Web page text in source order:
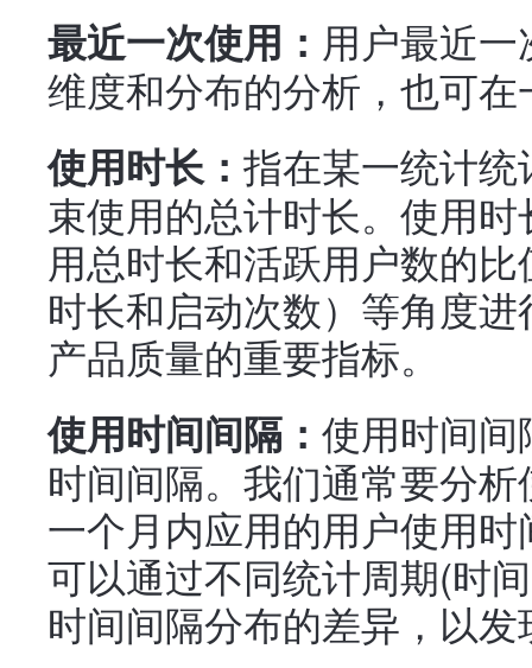
最近一次使用： 用户最近
维度和分布的分析，也可
使用时长： 指在某一统计
束使用的总计时长。使用
用总时长和活跃用户数的
时长和启动次数）等角度
产品质量的重要指标。
使用时间间隔： 使用时间
时间间隔。我们通常要分
一个月内应用的用户使用
可以通过不同统计周期(时
时间间隔分布的差异，以